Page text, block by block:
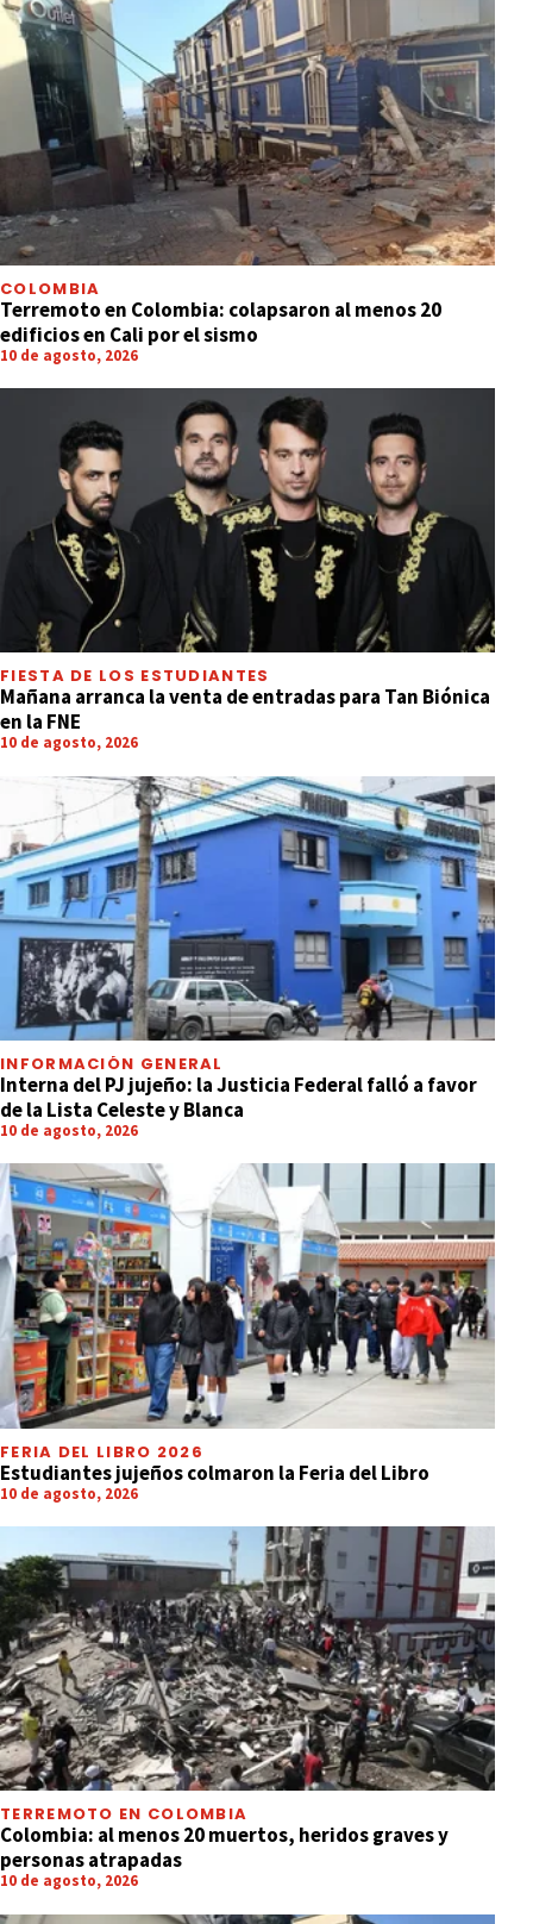
COLOMBIA
Terremoto en Colombia: colapsaron al menos 20
edificios en Cali por el sismo
10 de agosto, 2026
FIESTA DE LOS ESTUDIANTES
Mañana arranca la venta de entradas para Tan Biónica
en la FNE
10 de agosto, 2026
INFORMACIÓN GENERAL
Interna del PJ jujeño: la Justicia Federal falló a favor
de la Lista Celeste y Blanca
10 de agosto, 2026
FERIA DEL LIBRO 2026
Estudiantes jujeños colmaron la Feria del Libro
10 de agosto, 2026
TERREMOTO EN COLOMBIA
Colombia: al menos 20 muertos, heridos graves y
personas atrapadas
10 de agosto, 2026